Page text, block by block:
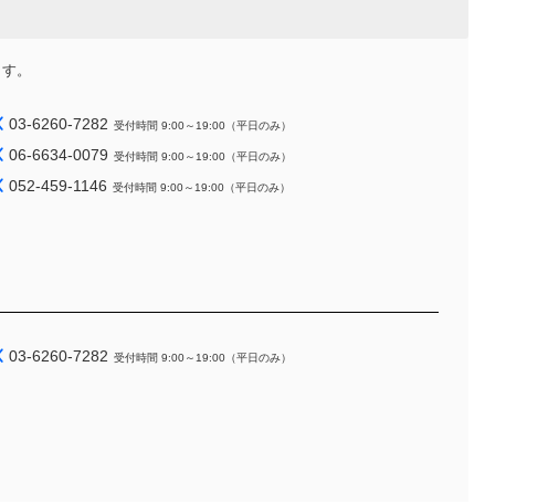
。
03-6260-7282 受付時間 9:00～19:00（平日のみ）
06-6634-0079 受付時間 9:00～19:00（平日のみ）
052-459-1146 受付時間 9:00～19:00（平日のみ）
03-6260-7282 受付時間 9:00～19:00（平日のみ）